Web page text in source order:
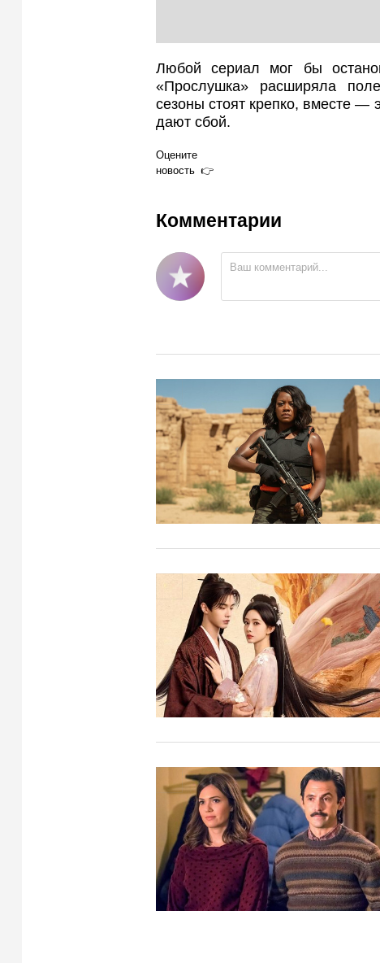
Любой сериал мог бы
«Прослушка» расширяла
сезоны стоят крепко, вместе —
дают сбой.
Оцените
новость
Комментарии